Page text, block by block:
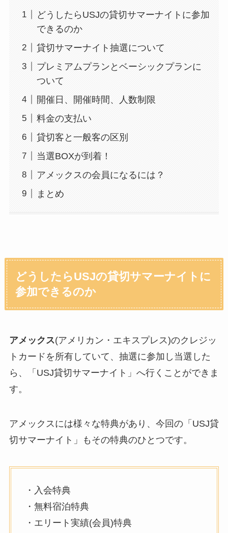
どうしたらUSJの貸切サマーナイトに参加
できるのか
貸切サマーナイト抽選について
プレミアムプランとベーシックプランに
ついて
開催日、開催時間、人数制限
料金の支払い
貸切客と一般客の区別
当選BOXが到着！
アメックスの会員になるには？
まとめ
どうしたらUSJの貸切サマーナイトに
参加できるのか
アメックス(アメリカン・エキスプレス)のクレジッ
トカードを所有していて、抽選に参加し当選した
ら、「USJ貸切サマーナイト」へ行くことができま
す。
アメックスには様々な特典があり、今回の「USJ貸
切サマーナイト」もその特典のひとつです。
・入会特典
・無料宿泊特典
・エリート実績(会員)特典